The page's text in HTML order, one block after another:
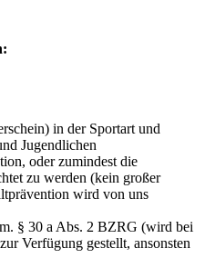
in der Sportart und
Jugendlichen
oder zumindest die
zu werden (kein großer
wird von uns
§ 30 a Abs. 2 BZRG (wird bei
Verfügung gestellt, ansonsten